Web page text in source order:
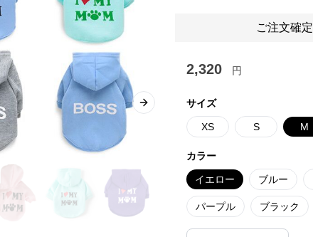
Next slide
ご注文確
2,320 円
サイズ
XS S M
カラー
イエロー ブルー
パープル ブラック